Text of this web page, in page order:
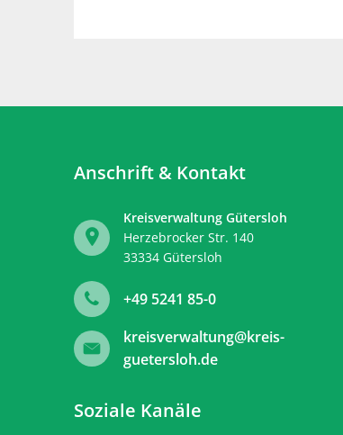
Anschrift & Kontakt
Kreisverwaltung Gütersloh
Herzebrocker Str. 140
33334 Gütersloh
+49 5241 85-0
kreisverwaltung@kreis-
guetersloh.de
Soziale Kanäle